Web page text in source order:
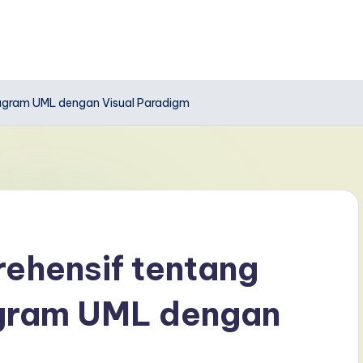
UML dengan Visual Paradigm
tentang
UML dengan